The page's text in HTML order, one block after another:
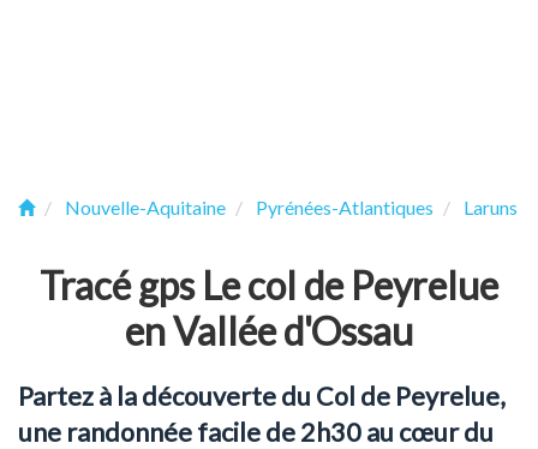
Nouvelle-Aquitaine Pyrénées-Atlantiques Laruns
Tracé gps Le col de Peyrelue
en Vallée d'Ossau
Partez à la découverte du Col de Peyrelue,
une randonnée facile de 2h30 au cœur du